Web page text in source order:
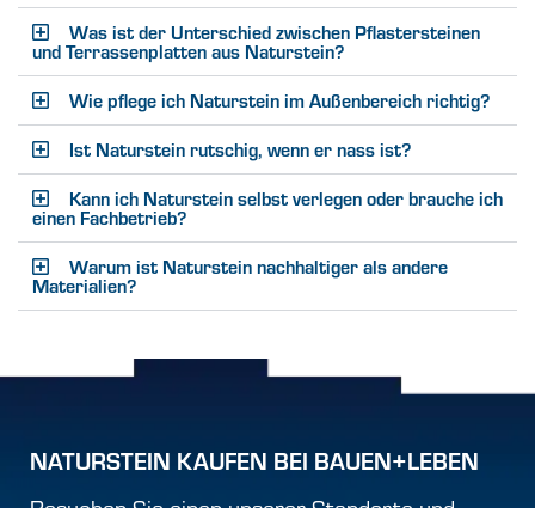
Was ist der Unterschied zwischen Pflastersteinen
und Terrassenplatten aus Naturstein?
Wie pflege ich Naturstein im Außenbereich richtig?
Ist Naturstein rutschig, wenn er nass ist?
Kann ich Naturstein selbst verlegen oder brauche ich
einen Fachbetrieb?
Warum ist Naturstein nachhaltiger als andere
Materialien?
NATURSTEIN KAUFEN BEI BAUEN+LEBEN